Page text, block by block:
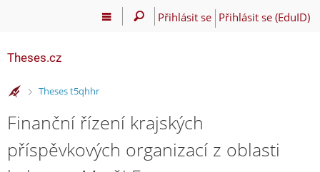
Přihlásit se Přihlásit se (EduID)
Theses.cz
>
Theses t5qhhr
Finanční řízení krajských
příspěvkových organizací z oblasti